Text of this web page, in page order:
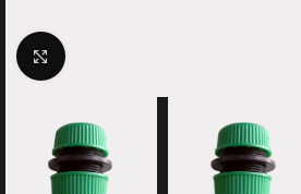
Clic para ampliar